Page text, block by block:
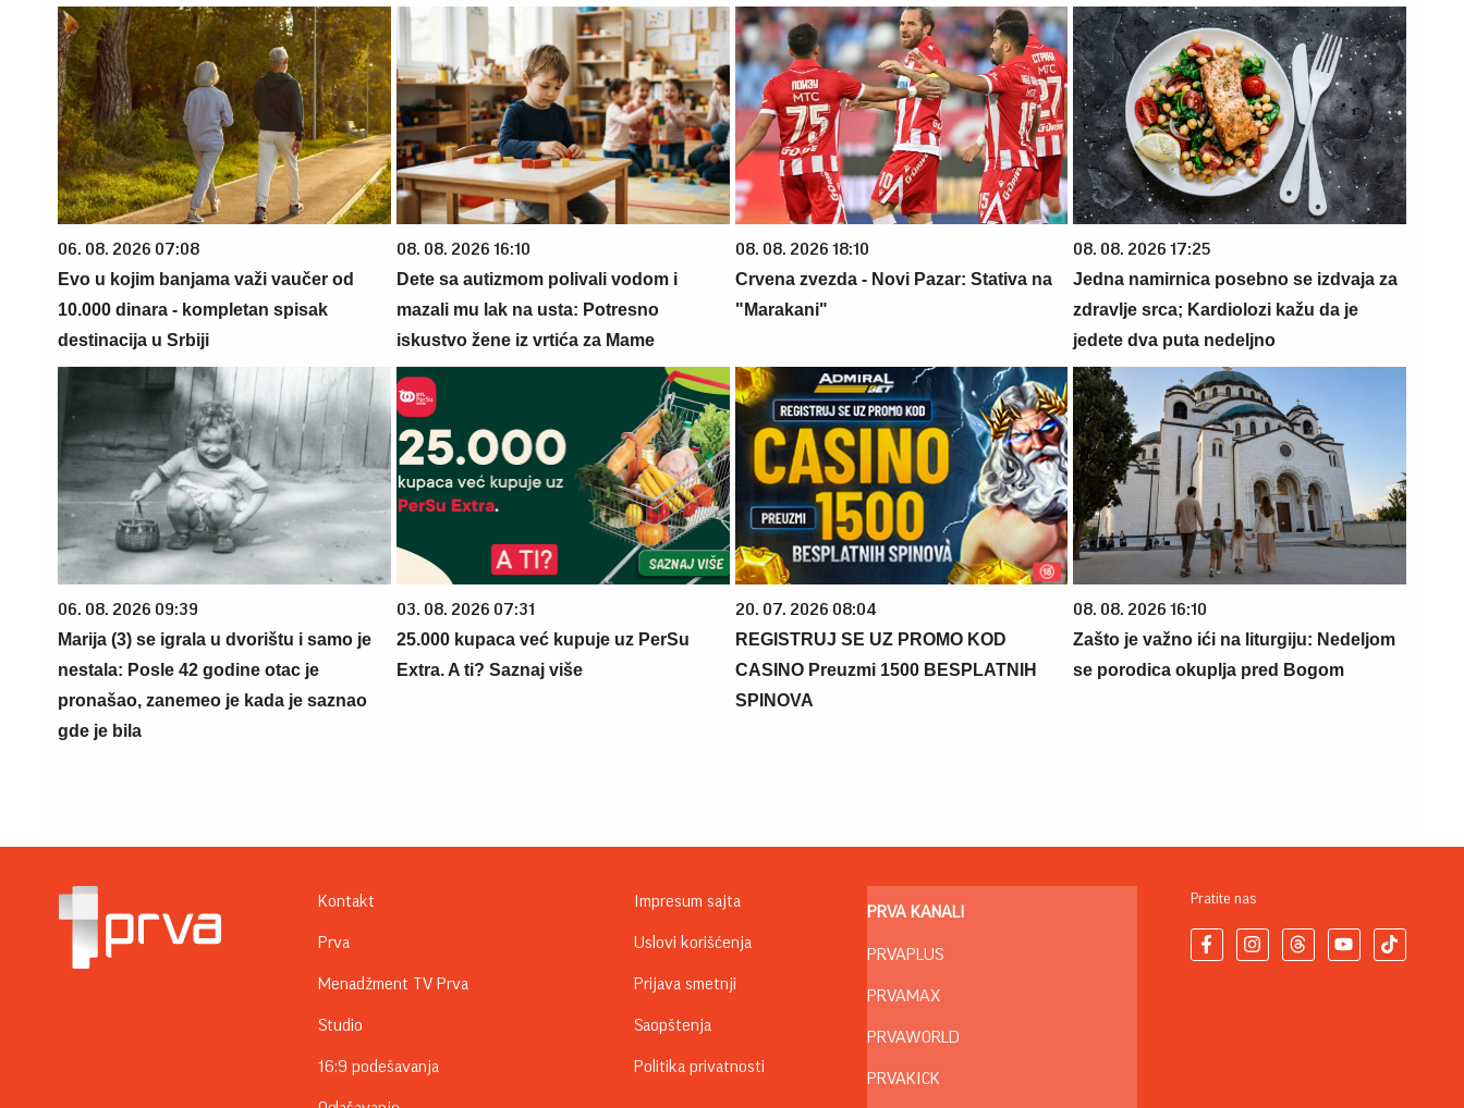
06. 08. 2026 07:08
Evo u kojim banjama važi vaučer od
10.000 dinara - kompletan spisak
destinacija u Srbiji
08. 08. 2026 16:10
Dete sa autizmom polivali vodom i
mazali mu lak na usta: Potresno
iskustvo žene iz vrtića za Mame
08. 08. 2026 18:10
Crvena zvezda - Novi Pazar: Stativa na
"Marakani"
08. 08. 2026 17:25
Jedna namirnica posebno se izdvaja za
zdravlje srca; Kardiolozi kažu da je
jedete dva puta nedeljno
06. 08. 2026 09:39
Marija (3) se igrala u dvorištu i samo je
nestala: Posle 42 godine otac je
pronašao, zanemeo je kada je saznao
gde je bila
03. 08. 2026 07:31
25.000 kupaca već kupuje uz PerSu
Extra. A ti? Saznaj više
20. 07. 2026 08:04
REGISTRUJ SE UZ PROMO KOD
CASINO Preuzmi 1500 BESPLATNIH
SPINOVA
08. 08. 2026 16:10
Zašto je važno ići na liturgiju: Nedeljom
se porodica okuplja pred Bogom
Kontakt
Prva
Menadžment TV Prva
Studio
16:9 podešavanja
Impresum sajta
Uslovi korišćenja
Prijava smetnji
Saopštenja
Politika privatnosti
PRVA KANALI
PRVAPLUS
PRVAMAX
PRVAWORLD
PRVAKICK
Pratite nas